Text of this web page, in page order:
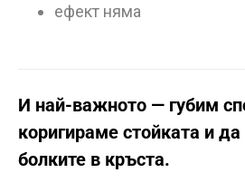
ефект няма
И най-важното — губим
коригираме стойката и
болките в кръста.